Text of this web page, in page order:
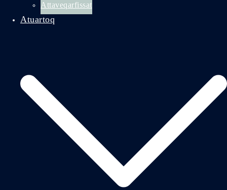
Attaveqarfissat
Atuartoq